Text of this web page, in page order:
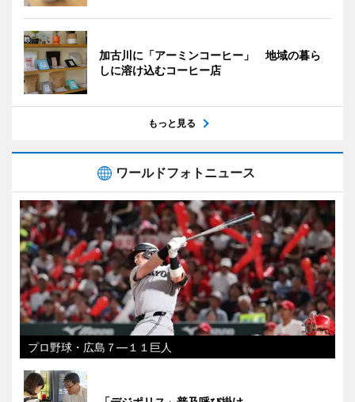
加古川に「アーミンコーヒー」 地域の暮ら
しに溶け込むコーヒー店
もっと見る
ワールドフォトニュース
プロ野球・広島７―１１巨人